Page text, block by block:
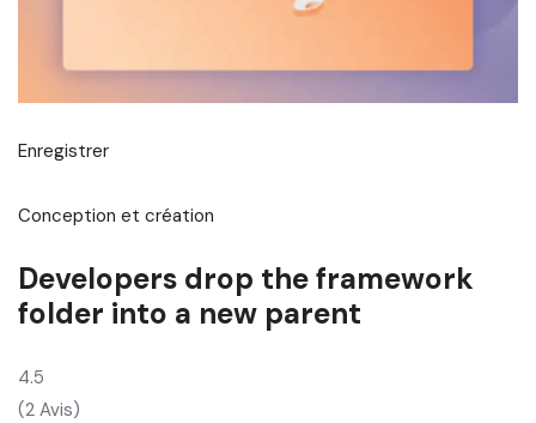
Enregistrer
Conception et création
Developers drop the framework
folder into a new parent
4.5
(2 Avis)